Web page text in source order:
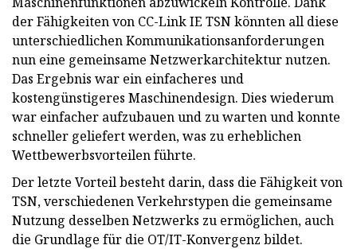
der Fähigkeiten von CC-Link IE TSN könnten all diese
unterschiedlichen Kommunikationsanforderungen
nun eine gemeinsame Netzwerkarchitektur nutzen.
Das Ergebnis war ein einfacheres und
kostengünstigeres Maschinendesign. Dies wiederum
war einfacher aufzubauen und zu warten und konnte
schneller geliefert werden, was zu erheblichen
Wettbewerbsvorteilen führte.
Der letzte Vorteil besteht darin, dass die Fähigkeit von
TSN, verschiedenen Verkehrstypen die gemeinsame
Nutzung desselben Netzwerks zu ermöglichen, auch
die Grundlage für die OT/IT-Konvergenz bildet.